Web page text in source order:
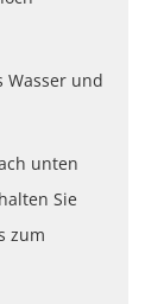
Wasser und
unten
Sie
zum